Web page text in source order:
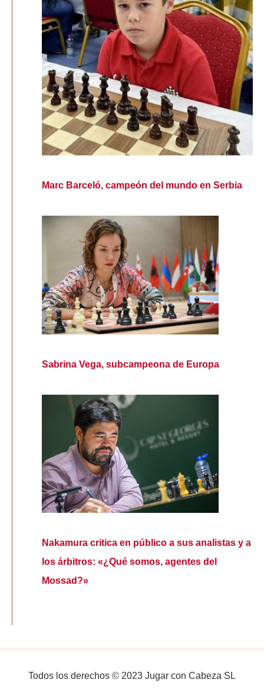
Marc Barceló, campeón del mundo en Serbia
Sabrina Vega, subcampeona de Europa
Nakamura critica en público a sus analistas y a
los árbitros: «¿Qué somos, agentes del
Mossad?»
Todos los derechos © 2023 Jugar con Cabeza SL